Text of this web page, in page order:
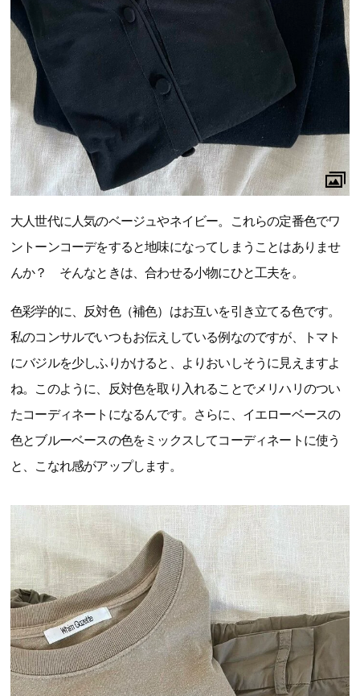
大人世代に人気のベージュやネイビー。これらの定番色でワ
ントーンコーデをすると地味になってしまうことはありませ
んか？ そんなときは、合わせる小物にひと工夫を。
色彩学的に、反対色（補色）はお互いを引き立てる色です。
私のコンサルでいつもお伝えしている例なのですが、トマト
にバジルを少しふりかけると、よりおいしそうに見えますよ
ね。このように、反対色を取り入れることでメリハリのつい
たコーディネートになるんです。さらに、イエローベースの
色とブルーベースの色をミックスしてコーディネートに使う
と、こなれ感がアップします。